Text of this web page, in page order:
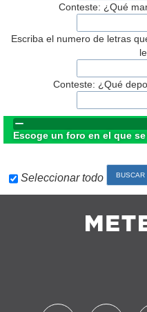
Conteste: ¿Qué
Escriba el numero de letras
Conteste: ¿Qué
Escoge un foro en el que
Seleccionar todo